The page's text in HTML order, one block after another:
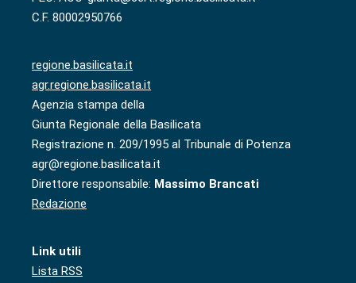
C.F. 80002950766
regione.basilicata.it
agr.regione.basilicata.it
Agenzia stampa della
Giunta Regionale della Basilicata
Registrazione n. 209/1995 al Tribunale di Potenza
agr@regione.basilicata.it
Direttore responsabile: Massimo Brancati
Redazione
Link utili
Lista RSS